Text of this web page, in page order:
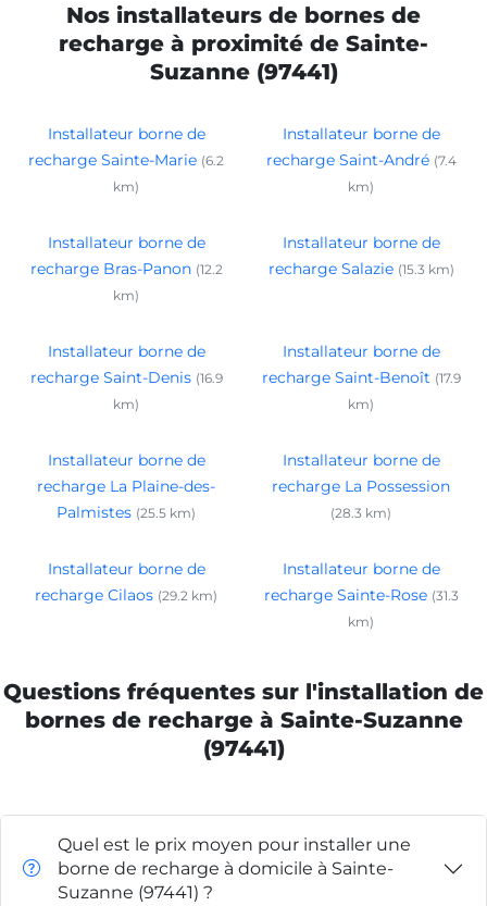
Nos installateurs de bornes de
recharge à proximité de Sainte-
Suzanne (97441)
Installateur borne de
recharge Sainte-Marie (6.2
km)
Installateur borne de
recharge Saint-André (7.4
km)
Installateur borne de
recharge Bras-Panon (12.2
km)
Installateur borne de
recharge Salazie (15.3 km)
Installateur borne de
recharge Saint-Denis (16.9
km)
Installateur borne de
recharge Saint-Benoît (17.9
km)
Installateur borne de
recharge La Plaine-des-
Palmistes (25.5 km)
Installateur borne de
recharge La Possession
(28.3 km)
Installateur borne de
recharge Cilaos (29.2 km)
Installateur borne de
recharge Sainte-Rose (31.3
km)
Questions fréquentes sur l'installation de
bornes de recharge à Sainte-Suzanne
(97441)
Quel est le prix moyen pour installer une
borne de recharge à domicile à Sainte-
Suzanne (97441) ?